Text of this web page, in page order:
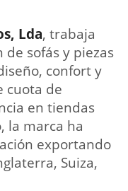
Lda, trabaja
sofás y piezas
confort y
cuota de
en tiendas
la marca ha
exportando
Suiza,